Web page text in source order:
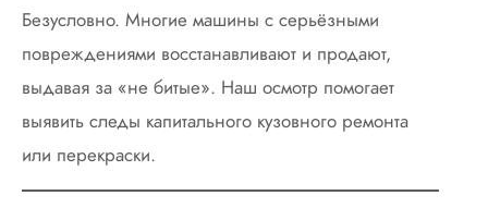
Безусловно. Многие машины с серьёзными
повреждениями восстанавливают и продают,
выдавая за «не битые». Наш осмотр помогает
выявить следы капитального кузовного ремонта
или перекраски.